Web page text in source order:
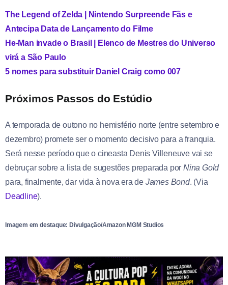
The Legend of Zelda | Nintendo Surpreende Fãs e
Antecipa Data de Lançamento do Filme
He-Man invade o Brasil | Elenco de Mestres do Universo
virá a São Paulo
5 nomes para substituir Daniel Craig como 007
Próximos Passos do Estúdio
A temporada de outono no hemisfério norte (entre setembro e
dezembro) promete ser o momento decisivo para a franquia.
Será nesse período que o cineasta Denis Villeneuve vai se
debruçar sobre a lista de sugestões preparada por Nina Gold
para, finalmente, dar vida à nova era de James Bond. (Via
Deadline).
Imagem em destaque: Divulgação/Amazon MGM Studios